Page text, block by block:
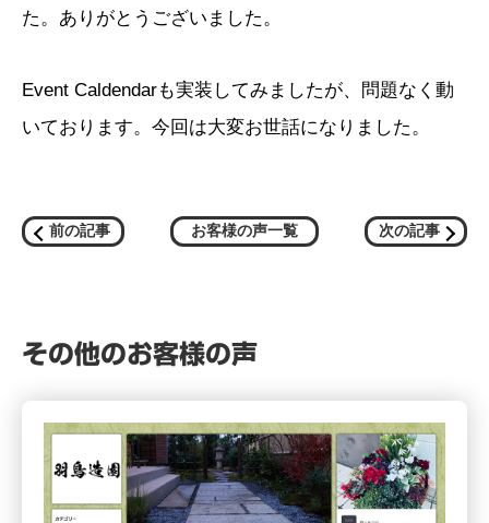
た。ありがとうございました。
Event Caldendarも実装してみましたが、問題なく動
いております。今回は大変お世話になりました。
前の記事 お客様の声一覧 次の記事
その他のお客様の声